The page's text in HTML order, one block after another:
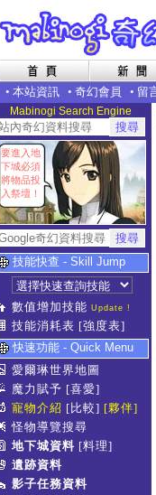
• 本站資訊 • 奇幻會員 • 留
Mabinogi Search Engine
要進入地
下城必須
將物品投
入祭壇！
技能快查 - Skill Jump
數值增加技能 Update !
技能消耗表 [強度表]
快速功能 - Quick Menu
愛爾琳世界地圖
魔力賦予 [喜愛]
寵物介紹 [比較] [夥伴]
怪物導覽搜尋
地下城資料 [料理]
遺跡資料
影子任務資料